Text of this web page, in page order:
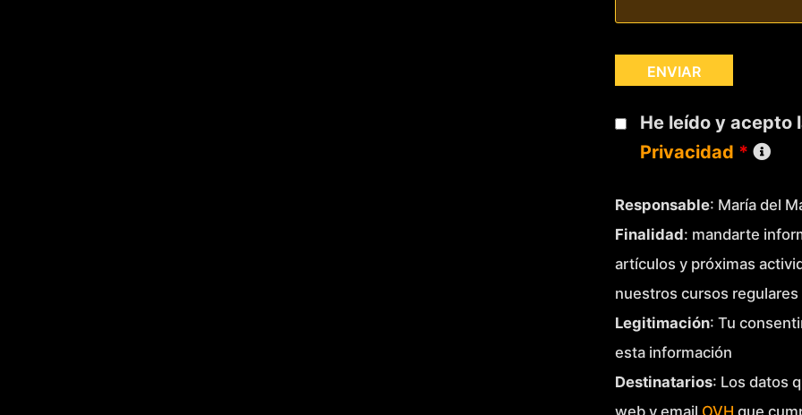
He leído y acepto
Privacidad *
Responsable: María del
Finalidad: mandarte
artículos y próximas
nuestros cursos
Legitimación: Tu
esta información
Destinatarios: Los datos